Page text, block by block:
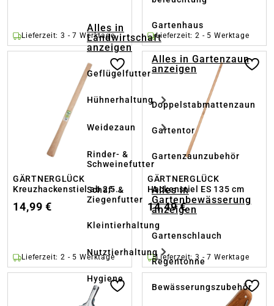
Alles in
Landwirtschaft
anzeigen
Geflügelfutter
Hühnerhaltung
Weidezaun
Rinder- &
Schweinefutter
Schaf- &
Ziegenfutter
Kleintierhaltung
Nutztierhaltung
Hygiene
Gartenhaus
Alles in Gartenzaun
anzeigen
Doppelstabmattenzaun
Gartentor
Gartenzaunzubehör
Alles in
Gartenbewässerung
anzeigen
Gartenschlauch
Regentonne
Bewässerungszubehör
Lieferzeit: 3 - 7 Werktage Lieferzeit: 2 - 5 Werktage
GÄRTNERGLÜCK
Kreuzhackenstiel ab 2,5
14,99 €
Lieferzeit: 2 - 5 Werktage
GÄRTNERGLÜCK
Hackenstiel ES 135 cm
14,49 €
Lieferzeit: 3 - 7 Werktage